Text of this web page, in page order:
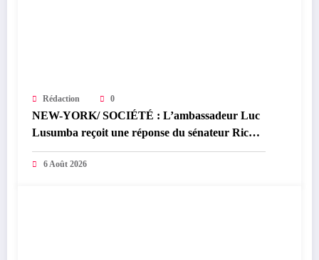
Rédaction 0
NEW-YORK/ SOCIÉTÉ : L’ambassadeur Luc
Lusumba reçoit une réponse du sénateur Rick
Scott sur la protection du programme Medicaid
6 Août 2026